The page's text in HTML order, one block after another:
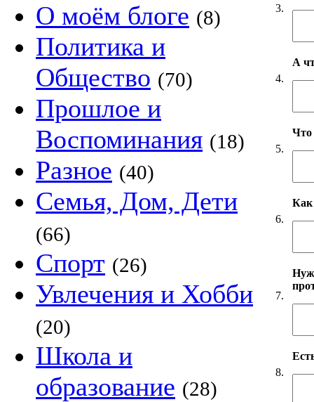
О моём блоге (8)
Политика и
Общество (70)
Прошлое и
Воспоминания (18)
Разное (40)
Семья, Дом, Дети
(66)
Спорт (26)
Увлечения и Хобби
(20)
Школа и
образование (28)
3.
4.
А
5.
Что
6.
Как
7.
8.